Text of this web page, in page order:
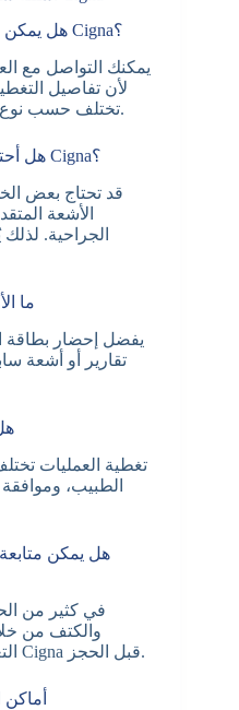
هل يمكن الكشف عند أ.د. ياسر رضا بتأمين Cigna؟
يمكنك التواصل مع
تختلف حسب نوع البوليصة وشروط شركة التأمين.
هل أحتاج إلى موافقة مسبقة من شركة Cigna؟
قد تحتاج بعض
الأشعة
الجراحية.
ما
يفضل إحضار بطاقة
تقارير أو أشعة
تغطية العمليات
الطبيب،
هل يمكن
في كثير من
والكتف من
التغطية، لكن يجب التأكد من شركة Cigna قبل الحجز.